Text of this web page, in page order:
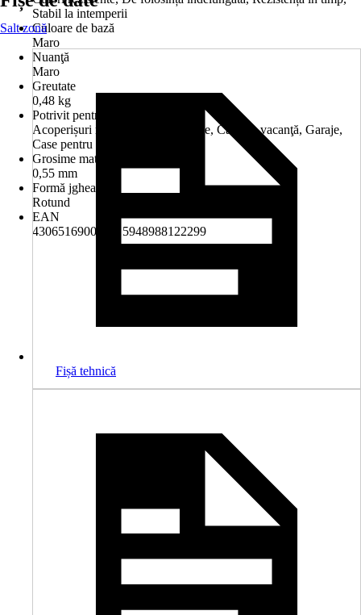
Stabil la intemperii
Culoare de bază
Maro
Nuanţă
Maro
Greutate
0,48 kg
Potrivit pentru
Acoperișuri mici, Anexe, Balcoane, Case de vacanţă, Garaje,
Case pentru două familii
Grosime material
0,55 mm
Formă jgheab
Rotund
EAN
4306516900374, 5948988122299
Salt zonă
Fișă tehnică